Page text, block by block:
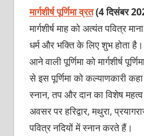
मार्गशीर्ष पूर्णिमा व्रत(4 दिसंबर
मार्गशीर्ष माह को अत्यंत पवित्र
धर्म और भक्ति के लिए शुभ होता है।
आने वाली पूर्णिमा को मार्गशीर्ष
से इस पूर्णिमा को कल्याणकारी
स्नान, तप और दान का विशेष महत्व
अवसर पर हरिद्वार, मथुरा,
पवित्र नदियों में स्नान करते हैं।